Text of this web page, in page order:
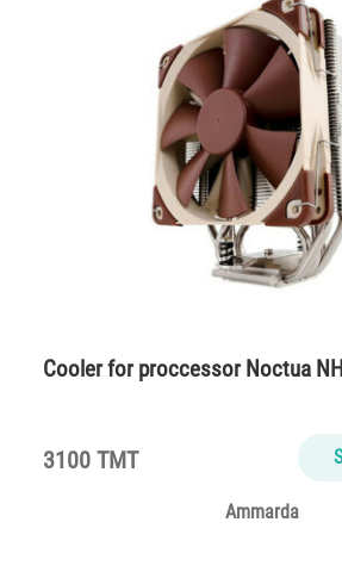
Cooler for proccessor Noctua
3100 TMT
Ammarda